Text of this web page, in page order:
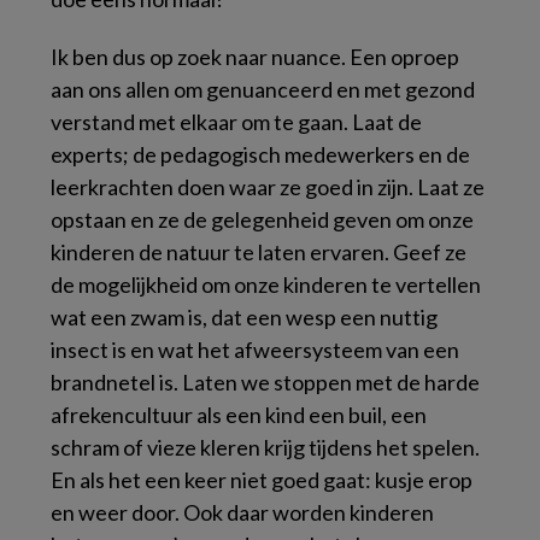
Ik ben dus op zoek naar nuance. Een oproep
aan ons allen om genuanceerd en met gezond
verstand met elkaar om te gaan. Laat de
experts; de pedagogisch medewerkers en de
leerkrachten doen waar ze goed in zijn. Laat ze
opstaan en ze de gelegenheid geven om onze
kinderen de natuur te laten ervaren. Geef ze
de mogelijkheid om onze kinderen te vertellen
wat een zwam is, dat een wesp een nuttig
insect is en wat het afweersysteem van een
brandnetel is. Laten we stoppen met de harde
afrekencultuur als een kind een buil, een
schram of vieze kleren krijg tijdens het spelen.
En als het een keer niet goed gaat: kusje erop
en weer door. Ook daar worden kinderen